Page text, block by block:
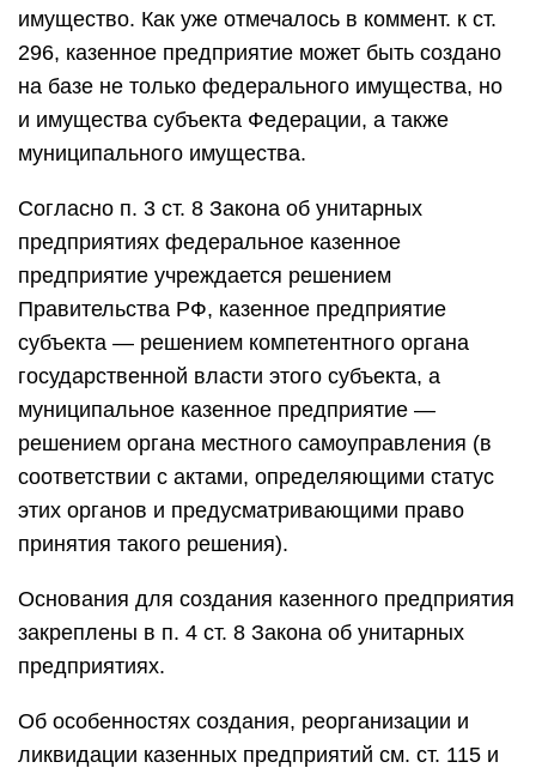
имущество. Как уже отмечалось в коммент. к ст.
296, казенное предприятие может быть создано
на базе не только федерального имущества, но
и имущества субъекта Федерации, а также
муниципального имущества.
Согласно п. 3 ст. 8 Закона об унитарных
предприятиях федеральное казенное
предприятие учреждается решением
Правительства РФ, казенное предприятие
субъекта — решением компетентного органа
государственной власти этого субъекта, а
муниципальное казенное предприятие —
решением органа местного самоуправления (в
соответствии с актами, определяющими статус
этих органов и предусматривающими право
принятия такого решения).
Основания для создания казенного предприятия
закреплены в п. 4 ст. 8 Закона об унитарных
предприятиях.
Об особенностях создания, реорганизации и
ликвидации казенных предприятий см. ст. 115 и